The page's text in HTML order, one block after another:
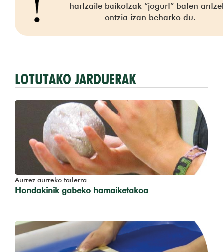
hartzaile baikotzak “jogurt” baten
ontzia izan beharko du.
LOTUTAKO JARDUERAK
Aurrez aurreko tailerra
Hondakinik gabeko hamaiketakoa